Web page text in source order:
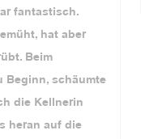
fantastisch.
hat aber
Beim
Beginn, schäumte
die Kellnerin
heran auf die